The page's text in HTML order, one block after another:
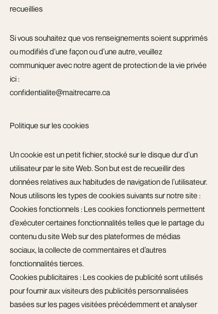
recueillies
Si vous souhaitez que vos renseignements soient supprimés
ou modifiés d’une façon ou d’une autre, veuillez
communiquer avec notre agent de protection de la vie privée
ici :
confidentialite@maitrecarre.ca
Politique sur les cookies
Un cookie est un petit fichier, stocké sur le disque dur d’un
utilisateur par le site Web. Son but est de recueillir des
données relatives aux habitudes de navigation de l’utilisateur.
Nous utilisons les types de cookies suivants sur notre site :
Cookies fonctionnels : Les cookies fonctionnels permettent
d’exécuter certaines fonctionnalités telles que le partage du
contenu du site Web sur des plateformes de médias
sociaux, la collecte de commentaires et d’autres
fonctionnalités tierces.
Cookies publicitaires : Les cookies de publicité sont utilisés
pour fournir aux visiteurs des publicités personnalisées
basées sur les pages visitées précédemment et analyser